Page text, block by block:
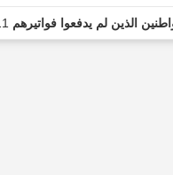
الذين لم يدفعوا فواتيرهم ago...